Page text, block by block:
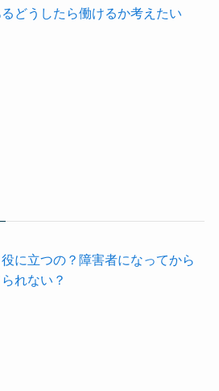
どうしたら働けるか考えたい
に立つの？障害者になってから
れない？